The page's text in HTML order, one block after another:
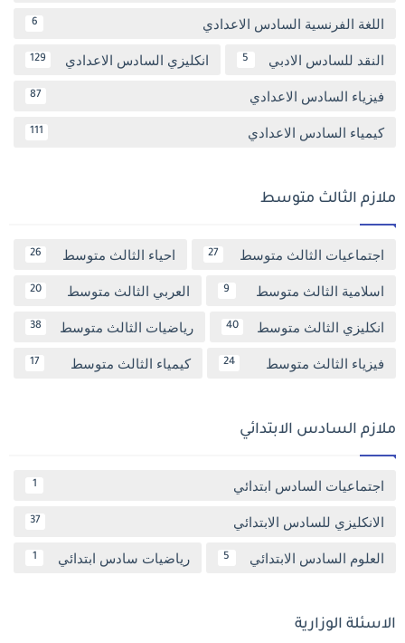
اللغة الفرنسية السادس الاعدادي 6
النقد للسادس الادبي 5 انكليزي السادس الاعدادي 129
فيزياء السادس الاعدادي 87
كيمياء السادس الاعدادي 111
ملازم الثالث متوسط
اجتماعيات الثالث متوسط 27 احياء الثالث متوسط 26
اسلامية الثالث متوسط 9 العربي الثالث متوسط 20
انكليزي الثالث متوسط 40 رياضيات الثالث متوسط 38
فيزياء الثالث متوسط 24 كيمياء الثالث متوسط 17
ملازم السادس الابتدائي
اجتماعيات السادس ابتدائي 1
الانكليزي للسادس الابتدائي 37
العلوم السادس الابتدائي 5 رياضيات سادس ابتدائي 1
الاسئلة الوزارية